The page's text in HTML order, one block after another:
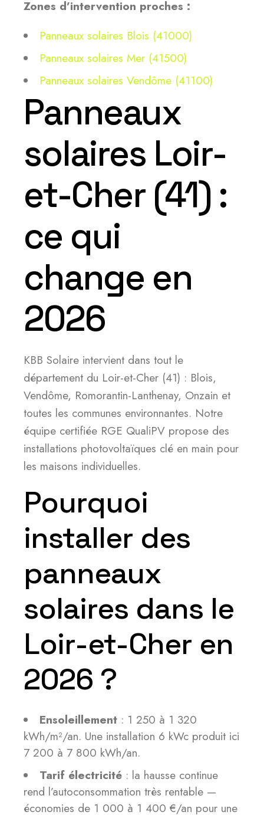
Zones d’intervention proches :
Panneaux solaires Blois (41000)
Panneaux solaires Mer (41500)
Panneaux solaires Vendôme (41100)
Panneaux
solaires Loir-
et-Cher (41) :
ce qui
change en
2026
KBB Solaire intervient dans tout le
département du Loir-et-Cher (41) : Blois,
Vendôme, Romorantin-Lanthenay, Onzain et
toutes les communes environnantes. Notre
équipe certifiée RGE QualiPV propose des
installations photovoltaïques clé en main pour
les maisons individuelles.
Pourquoi
installer des
panneaux
solaires dans le
Loir-et-Cher en
2026 ?
Ensoleillement : 1 250 à 1 320
kWh/m²/an. Une installation 6 kWc produit ici
7 200 à 7 800 kWh/an.
Tarif électricité : la hausse continue
rend l’autoconsommation très rentable —
économies de 1 000 à 1 400 €/an pour une